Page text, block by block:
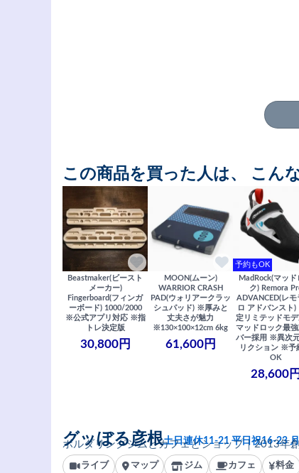
この商品を買った人は、 こん
Beastmaker(ビースト
メーカー)
Fingerboard(フィンガ
ーボード) 1000/2000
※公式アプリ対応 ※指
トレ決定版
30,800円
MOON(ムーン)
WARRIOR CRASH
PAD(ウォリアークラッ
シュパッド) ※厚みと
丈夫さが魅力
※130×100×12cm 6kg
61,600円
予約もOK
MadRock(マッド
ク) Remora
ADVANCED(レモ
ロ アドバンスト
定リミテッドモ
マッドロック最強
バー採用 ※異次
リクション ※予
OK
28,600円
ボルダリングジムとカフェとショップ｜2013年
グッぼる彦根土日連休11-21 平日祝16-23
ライブ マップ ジム カフェ 料金